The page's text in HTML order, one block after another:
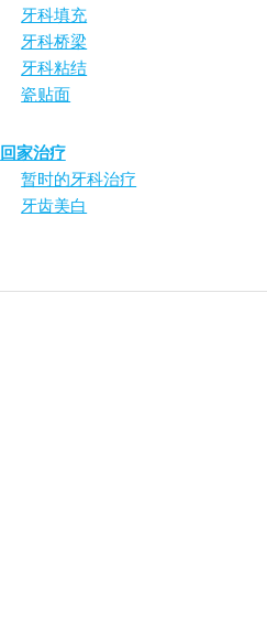
牙科填充
牙科桥梁
牙科粘结
瓷贴面
回家治疗
暂时的牙科治疗
牙齿美白